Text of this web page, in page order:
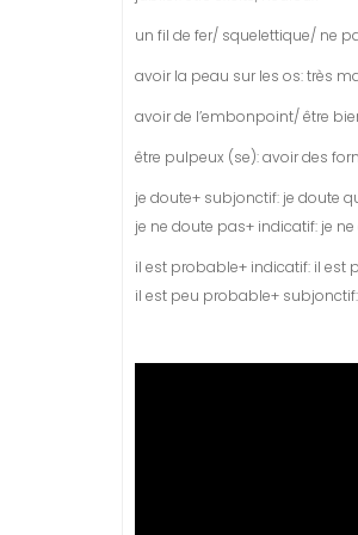
un fil de fer/ squelettique/ ne
avoir la peau sur les os: très
avoir de l’embonpoint/ être
être pulpeux (se): avoir des
je doute+ subjonctif: je doute
je ne doute pas+ indicatif: je
il est probable+ indicatif: il est
il est peu probable+